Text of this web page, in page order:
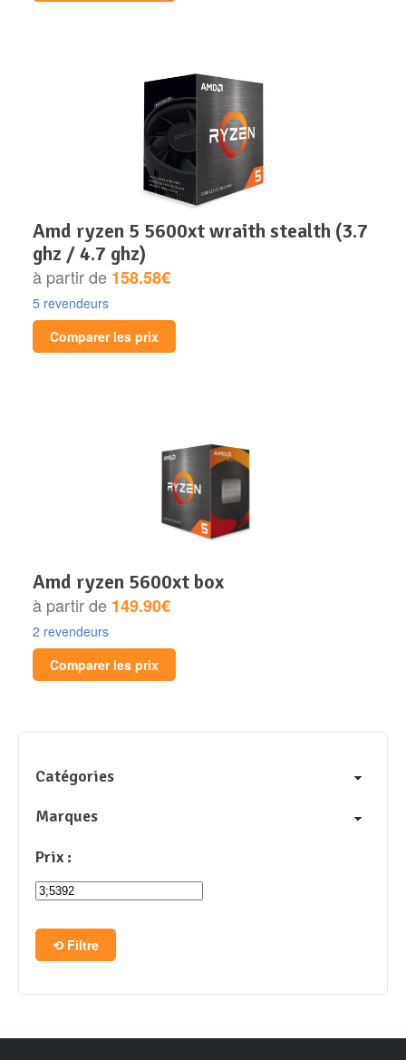
amd ryzen 5 5600xt wraith stealth (3.7
ghz / 4.7 ghz)
à partir de 158.58€
5 revendeurs
Comparer les prix
amd ryzen 5600xt box
à partir de 149.90€
2 revendeurs
Comparer les prix
Catégories
Marques
Prix :
Filtre